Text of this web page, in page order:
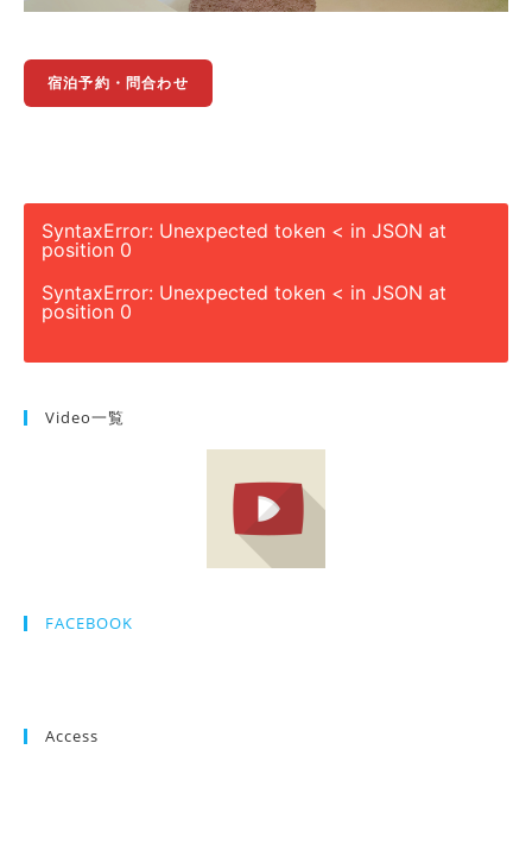
宿泊予約・問合わせ
SyntaxError: Unexpected token < in JSON at
position 0
SyntaxError: Unexpected token < in JSON at
position 0
Video一覧
FACEBOOK
Access